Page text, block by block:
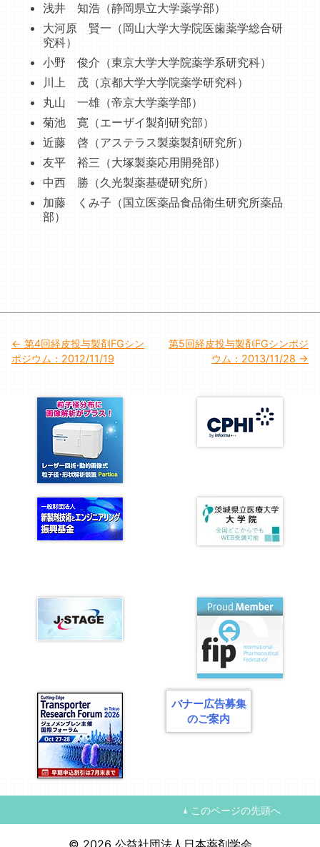
浅井 知浩（静岡県立大学薬学部）
大河原 賢一（岡山大学大学院医歯薬学総合研
究科）
小野 俊介（東京大学大学院薬学系研究科）
川上 茂（京都大学大学院薬学研究科）
丸山 一雄（帝京大学薬学部）
菊池 寛（エーザイ製剤研究部）
近藤 啓（アステラス製薬製剤研究所）
友平 裕三（大塚製薬応用開発部）
中西 勝（久光製薬基礎研究所）
加藤 くみ子（国立医薬品食品衛生研究所薬品
部）
投
稿
第4回経皮投与製剤FGシン
ポジウム：2012/11/19
第5回経皮投与製剤FGシンポジ
ウム：2013/11/28
バナー広告募集
のご案内
このページの先頭へ